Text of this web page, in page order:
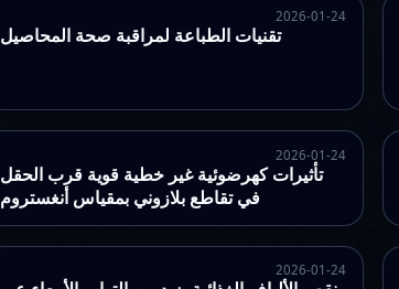
2026-01-24
تقنيات الطباعة لمراقبة صحة المحاصيل
2026-01-24
تأثيرات كهرضوئية غير خطية قوية قرب الحقل
في تقاطع بلازوني بمقياس أنغستروم
2026-01-24